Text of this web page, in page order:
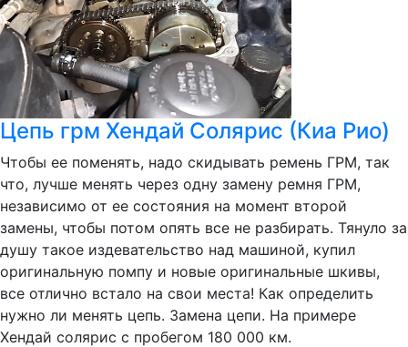
Цепь грм Хендай Солярис (Киа Рио)
Чтобы ее поменять, надо скидывать ремень ГРМ, так
что, лучше менять через одну замену ремня ГРМ,
независимо от ее состояния на момент второй
замены, чтобы потом опять все не разбирать. Тянуло за
душу такое издевательство над машиной, купил
оригинальную помпу и новые оригинальные шкивы,
все отлично встало на свои места! Как определить
нужно ли менять цепь. Замена цепи. На примере
Хендай солярис с пробегом 180 000 км.